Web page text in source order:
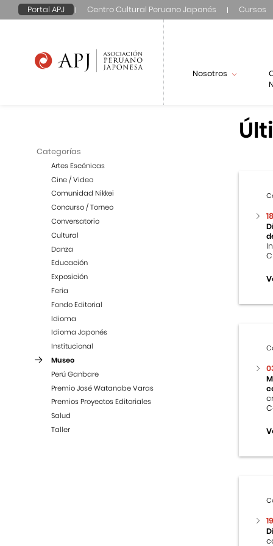
Portal APJ Centro Cultural Peruano Japonés Cursos
Nosotros
Categorías
Artes Escénicas
Cine / Video
Comunidad Nikkei
Concurso / Torneo
Conversatorio
Cultural
Danza
Educación
Exposición
Feria
Fondo Editorial
Idioma
Idioma Japonés
Institucional
Museo
Perú Ganbare
Premio José Watanabe Varas
Premios Proyectos Editoriales
Salud
Taller